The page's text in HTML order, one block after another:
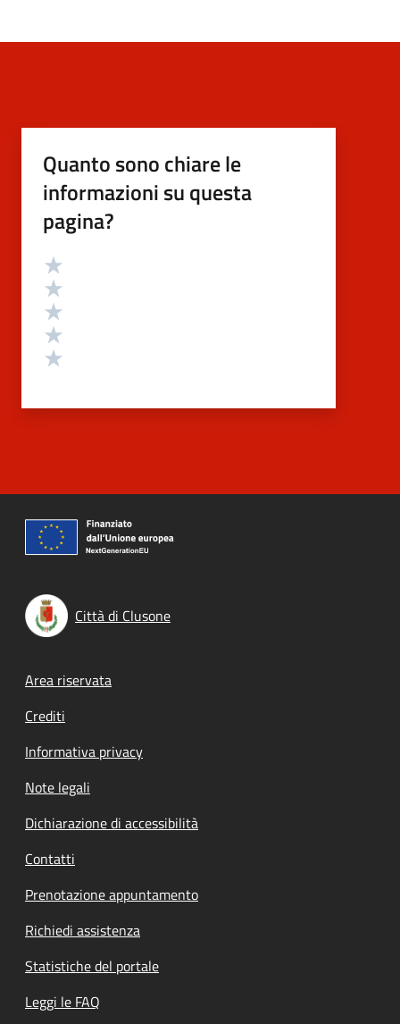
Quanto sono chiare le
informazioni su questa
pagina?
Valutazione
Città di Clusone
Footer menu
Area riservata
Crediti
Informativa privacy
Note legali
Dichiarazione di accessibilità
Contatti
Prenotazione appuntamento
Richiedi assistenza
Statistiche del portale
Leggi le FAQ